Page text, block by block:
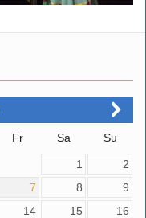
Fr Sa Su
1
2
7 8
9
14 15
16